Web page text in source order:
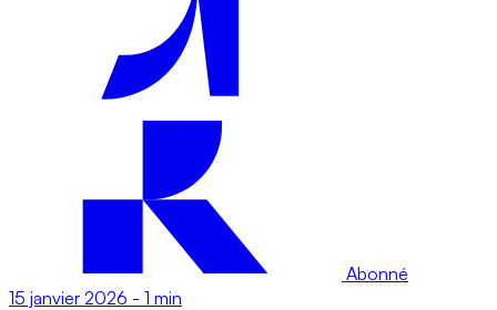
Abonné
15 janvier 2026 - 1 min